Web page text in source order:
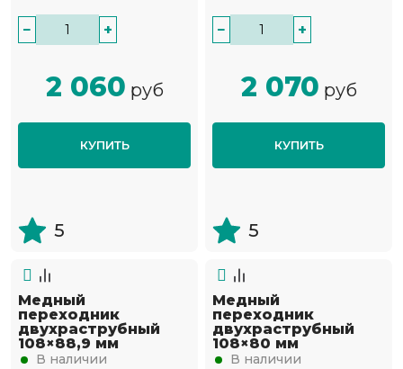
− +
2 060 руб
КУПИТЬ
5
− +
2 070 руб
КУПИТЬ
5
Медный
переходник
двухраструбный
108×88,9 мм
В наличии
Медный
переходник
двухраструбный
108×80 мм
В наличии